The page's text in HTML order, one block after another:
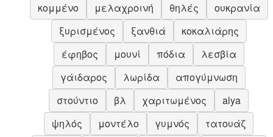
κομμένο μελαχροινή θηλές
ουκρανία
ξυρισμένος
ξανθιά
κοκαλιάρης
έφηβος
μουνί πόδια
λεσβία
γάιδαρος
λωρίδα
απογύμνωση
στούντιο
βλ χαριτωμένος
alya
ψηλός
μοντέλο γυμνός
τατουάζ